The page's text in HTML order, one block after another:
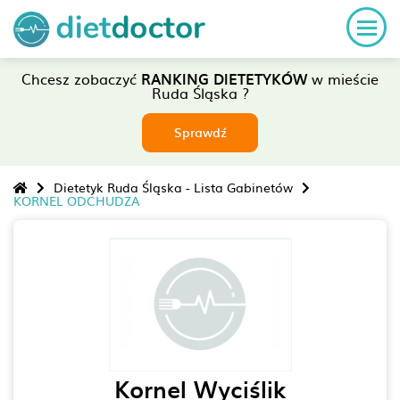
Chcesz zobaczyć RANKING DIETETYKÓWw mieście
Ruda Śląska ?
Sprawdź
Dietetyk Ruda Śląska - Lista Gabinetów
KORNEL ODCHUDZA
Kornel Wyciślik